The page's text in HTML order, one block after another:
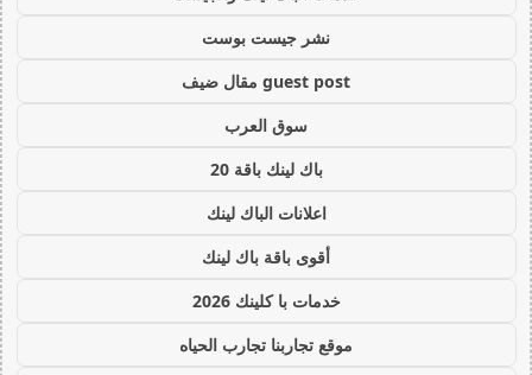
نشر جيست بوست
guest post مقال ضيف
سوق العرب
باك لينك باقة 20
اعلانات الباك لينك
أقوى باقة باك لينك
خدمات با كلينك 2026
موقع تجاربنا تجارب الحياه